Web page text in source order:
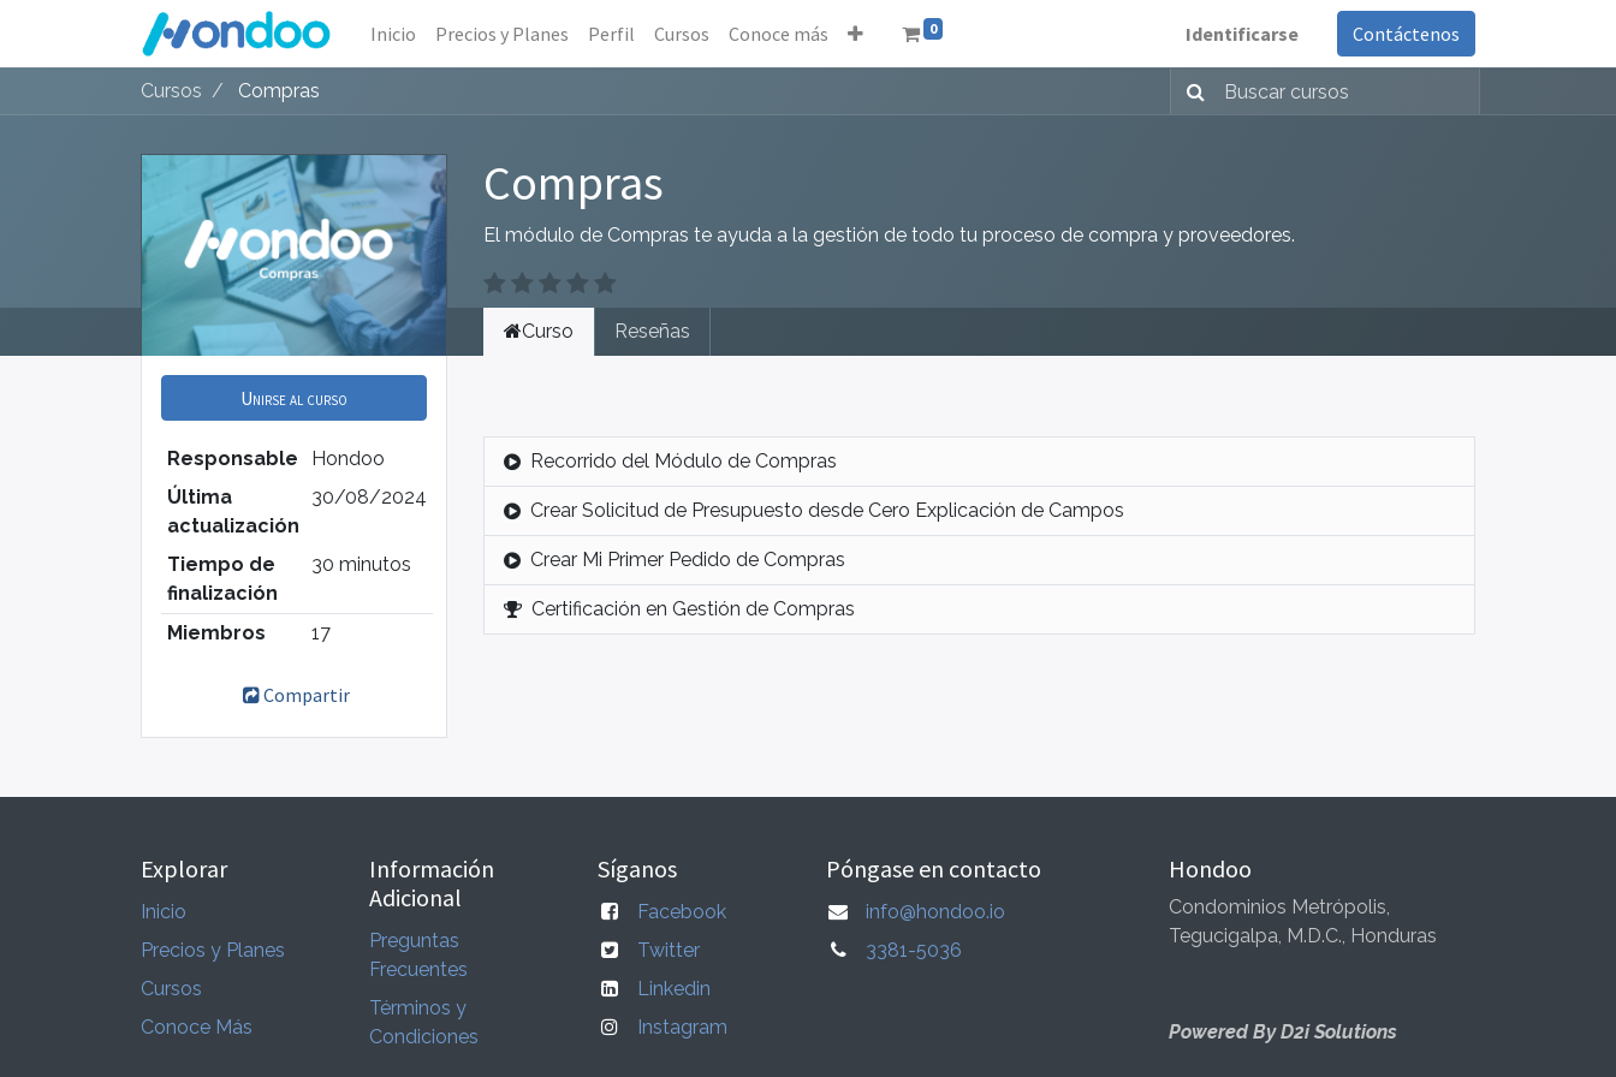
Inicio Precios y Planes Perfil Cursos Conoce más 0 Identificarse Contáctenos
Cursos Compras
Compras
El módulo de Compras te ayuda a la gestión de todo tu proceso de compra y proveedores.
Unirse al curso
Responsable
Hondoo
Última
actualización
30/08/2024
Tiempo de
finalización
30 minutos
Miembros 17
Compartir
Curso Reseñas
Recorrido del Módulo de Compras
Crear Solicitud de Presupuesto desde Cero Explicación de Campos
Crear Mi Primer Pedido de Compras
Certificación en Gestión de Compras
Explorar
Inicio
Precios y Planes
Cursos
Conoce Más
Información
Adicional
Preguntas
Frecuentes
Términos y
Condiciones
Síganos
Facebook
Twitter
Linkedin
Instagram
Póngase en contacto
info@hondoo.io
3381-5036
Hondoo
Condominios Metrópolis,
Tegucigalpa, M.D.C., Honduras
Powered By D2i Solutions